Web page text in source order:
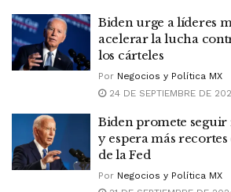
Biden urge a líderes
acelerar la lucha
los cárteles
Por Negocios y Política MX
24 DE SEPTIEMBRE DE
Biden promete seguir
y espera más recortes
de la Fed
Por Negocios y Política MX